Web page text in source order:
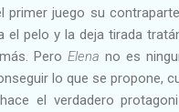
primer juego su
el pelo y la deja tirada
Pero Elena no es
lo que se propone,
el verdadero